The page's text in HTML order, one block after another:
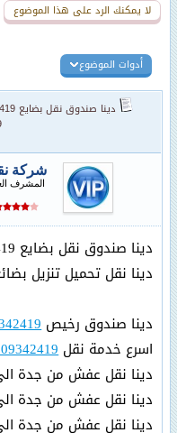
لا يمكنك الرد على هذا الموضوع
أدوات الموضوع
شركة
المشرف
دينا صندوق نقل بضايع 0509342419
دينا نقل تحميل تنزيل بضائع جدة
دينا صندوق رخيص
اسرع خدمة نقل
دينا نقل عفش من جدة الى الرياض
دينا نقل عفش من جدة الى مكة
دينا نقل عفش من جدة الى